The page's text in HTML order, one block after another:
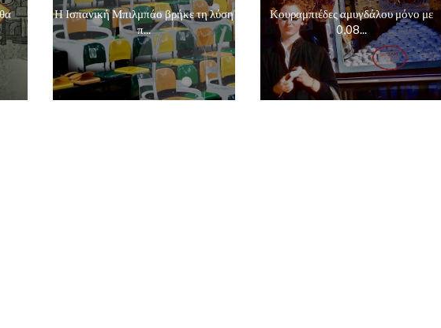
Η Ισπανική Μπιλμπάο βρήκε τη λύση
π...
Κουραμπιέδες αμυγδάλου μόνο με
0,08...